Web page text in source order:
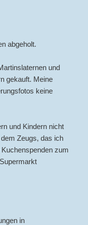
abgeholt.
und
gekauft. Meine
keine
und Kindern nicht
Zeugs, das ich
zum
in